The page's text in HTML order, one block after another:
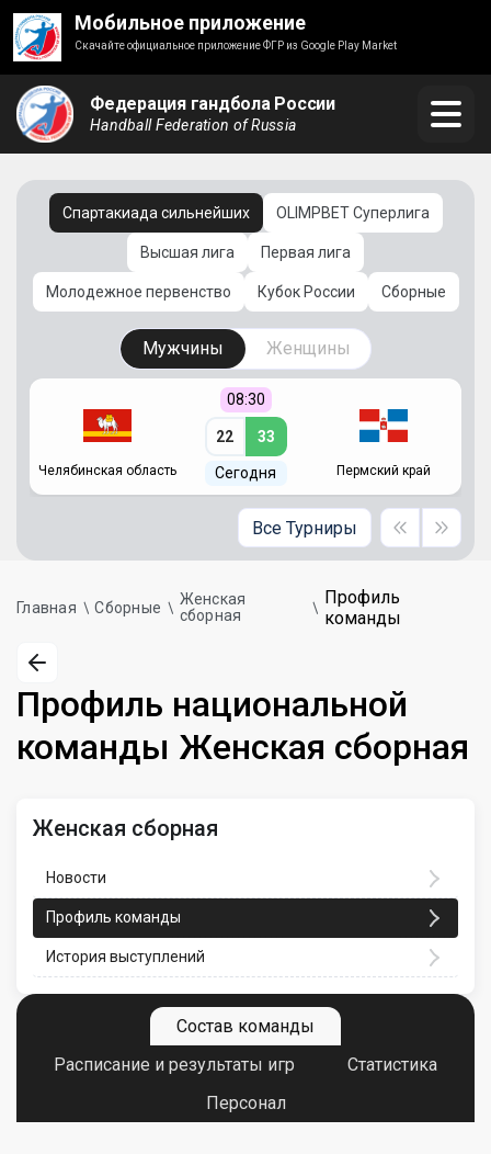
Мобильное приложение
Скачайте официальное приложение ФГР из Google Play Market
Федерация гандбола России
Handball Federation of Russia
Спартакиада сильнейших OLIMPBET Суперлига
Высшая лига Первая лига
Молодежное первенство Кубок России Сборные
Мужчины Женщины
Челябинская область
08:30
22 33
Сегодня Пермский край
Все Турниры
Главная Сборные
Женская
сборная
Профиль
команды
Профиль национальной
команды Женская сборная
Женская сборная
Новости
Профиль команды
История выступлений
Состав команды
Расписание и результаты игр
Статистика
Персонал